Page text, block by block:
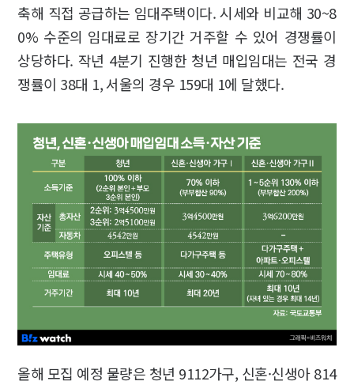
축해 직접 공급하는 임대주택이다. 시세와 비교해 30~8
0% 수준의 임대료로 장기간 거주할 수 있어 경쟁률이
상당하다. 작년 4분기 진행한 청년 매입임대는 전국 경
쟁률이 38대 1, 서울의 경우 159대 1에 달했다.
올해 모집 예정 물량은 청년 9112가구, 신혼·신생아 814